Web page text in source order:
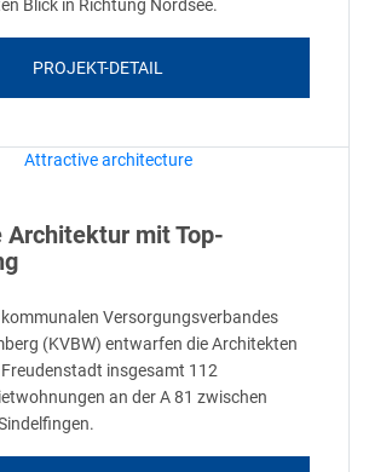
Blick in Richtung Nordsee.
PROJEKT-DETAIL
Architektur mit Top-
Versorgungsverbandes
(KVBW) entwarfen die Architekten
insgesamt 112
an der A 81 zwischen